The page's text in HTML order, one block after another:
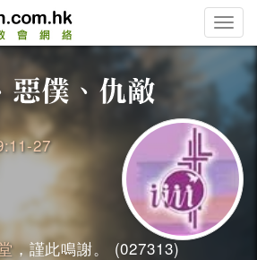
Toggle
27
，謹此鳴謝。 (027313)